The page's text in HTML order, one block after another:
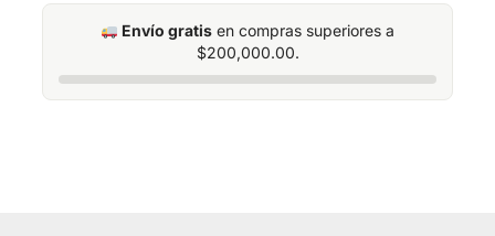
Envío gratis en compras superiores a
$200,000.00.